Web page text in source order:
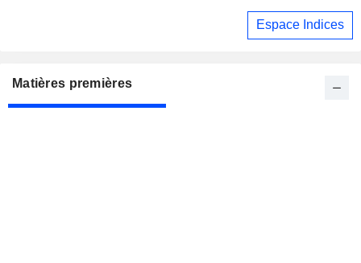
Espace Indices
Matières premières